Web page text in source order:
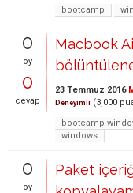
bootcamp
0
oy
0
cevap
Macbook
23 Temmuz 2016
Deneyimli (3,000
bootcamp-
windows
0
oy
Paket